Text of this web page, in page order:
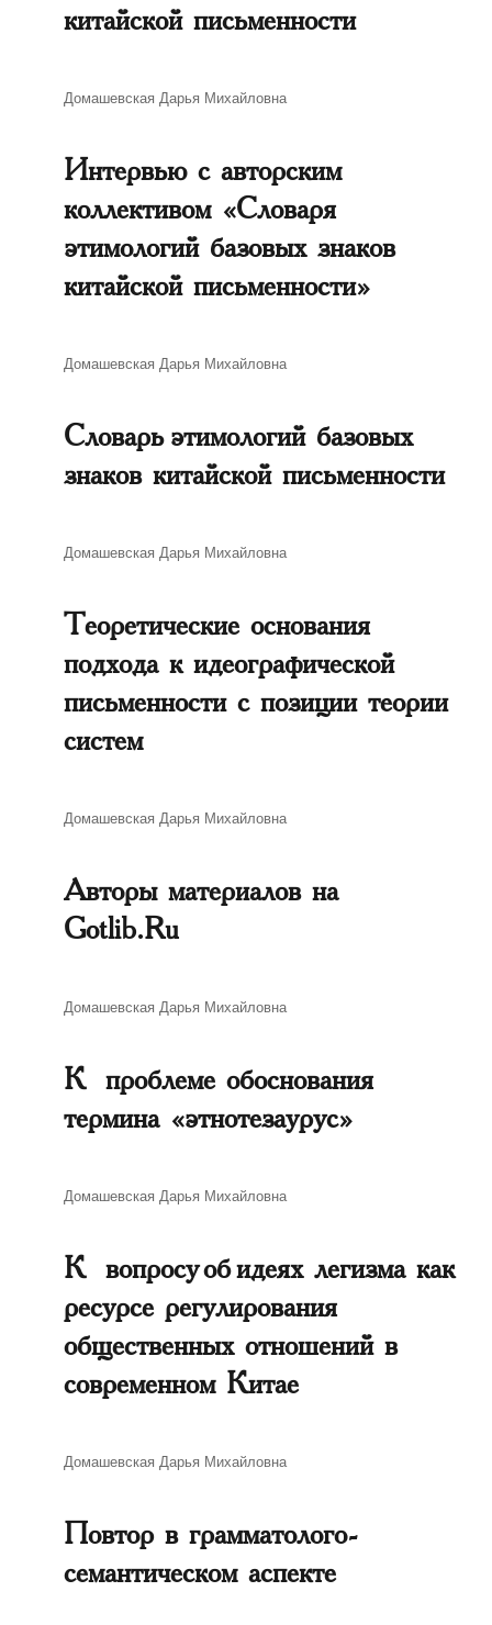
китайской письменности
Автор
Домашевская Дарья Михайловна
Интервью с авторским
коллективом «Словаря
этимологий базовых знаков
китайской письменности»
Автор
Домашевская Дарья Михайловна
Словарь этимологий базовых
знаков китайской письменности
Автор
Домашевская Дарья Михайловна
Теоретические основания
подхода к идеографической
письменности с позиции теории
систем
Автор
Домашевская Дарья Михайловна
Авторы материалов на
Gotlib.Ru
Автор
Домашевская Дарья Михайловна
К проблеме обоснования
термина «этнотезаурус»
Автор
Домашевская Дарья Михайловна
К вопросу об идеях легизма как
ресурсе регулирования
общественных отношений в
современном Китае
Автор
Домашевская Дарья Михайловна
Повтор в грамматолого-
семантическом аспекте